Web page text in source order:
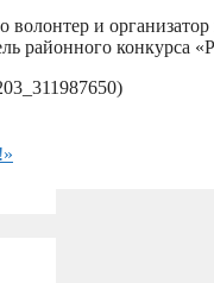
и
районного конкурса